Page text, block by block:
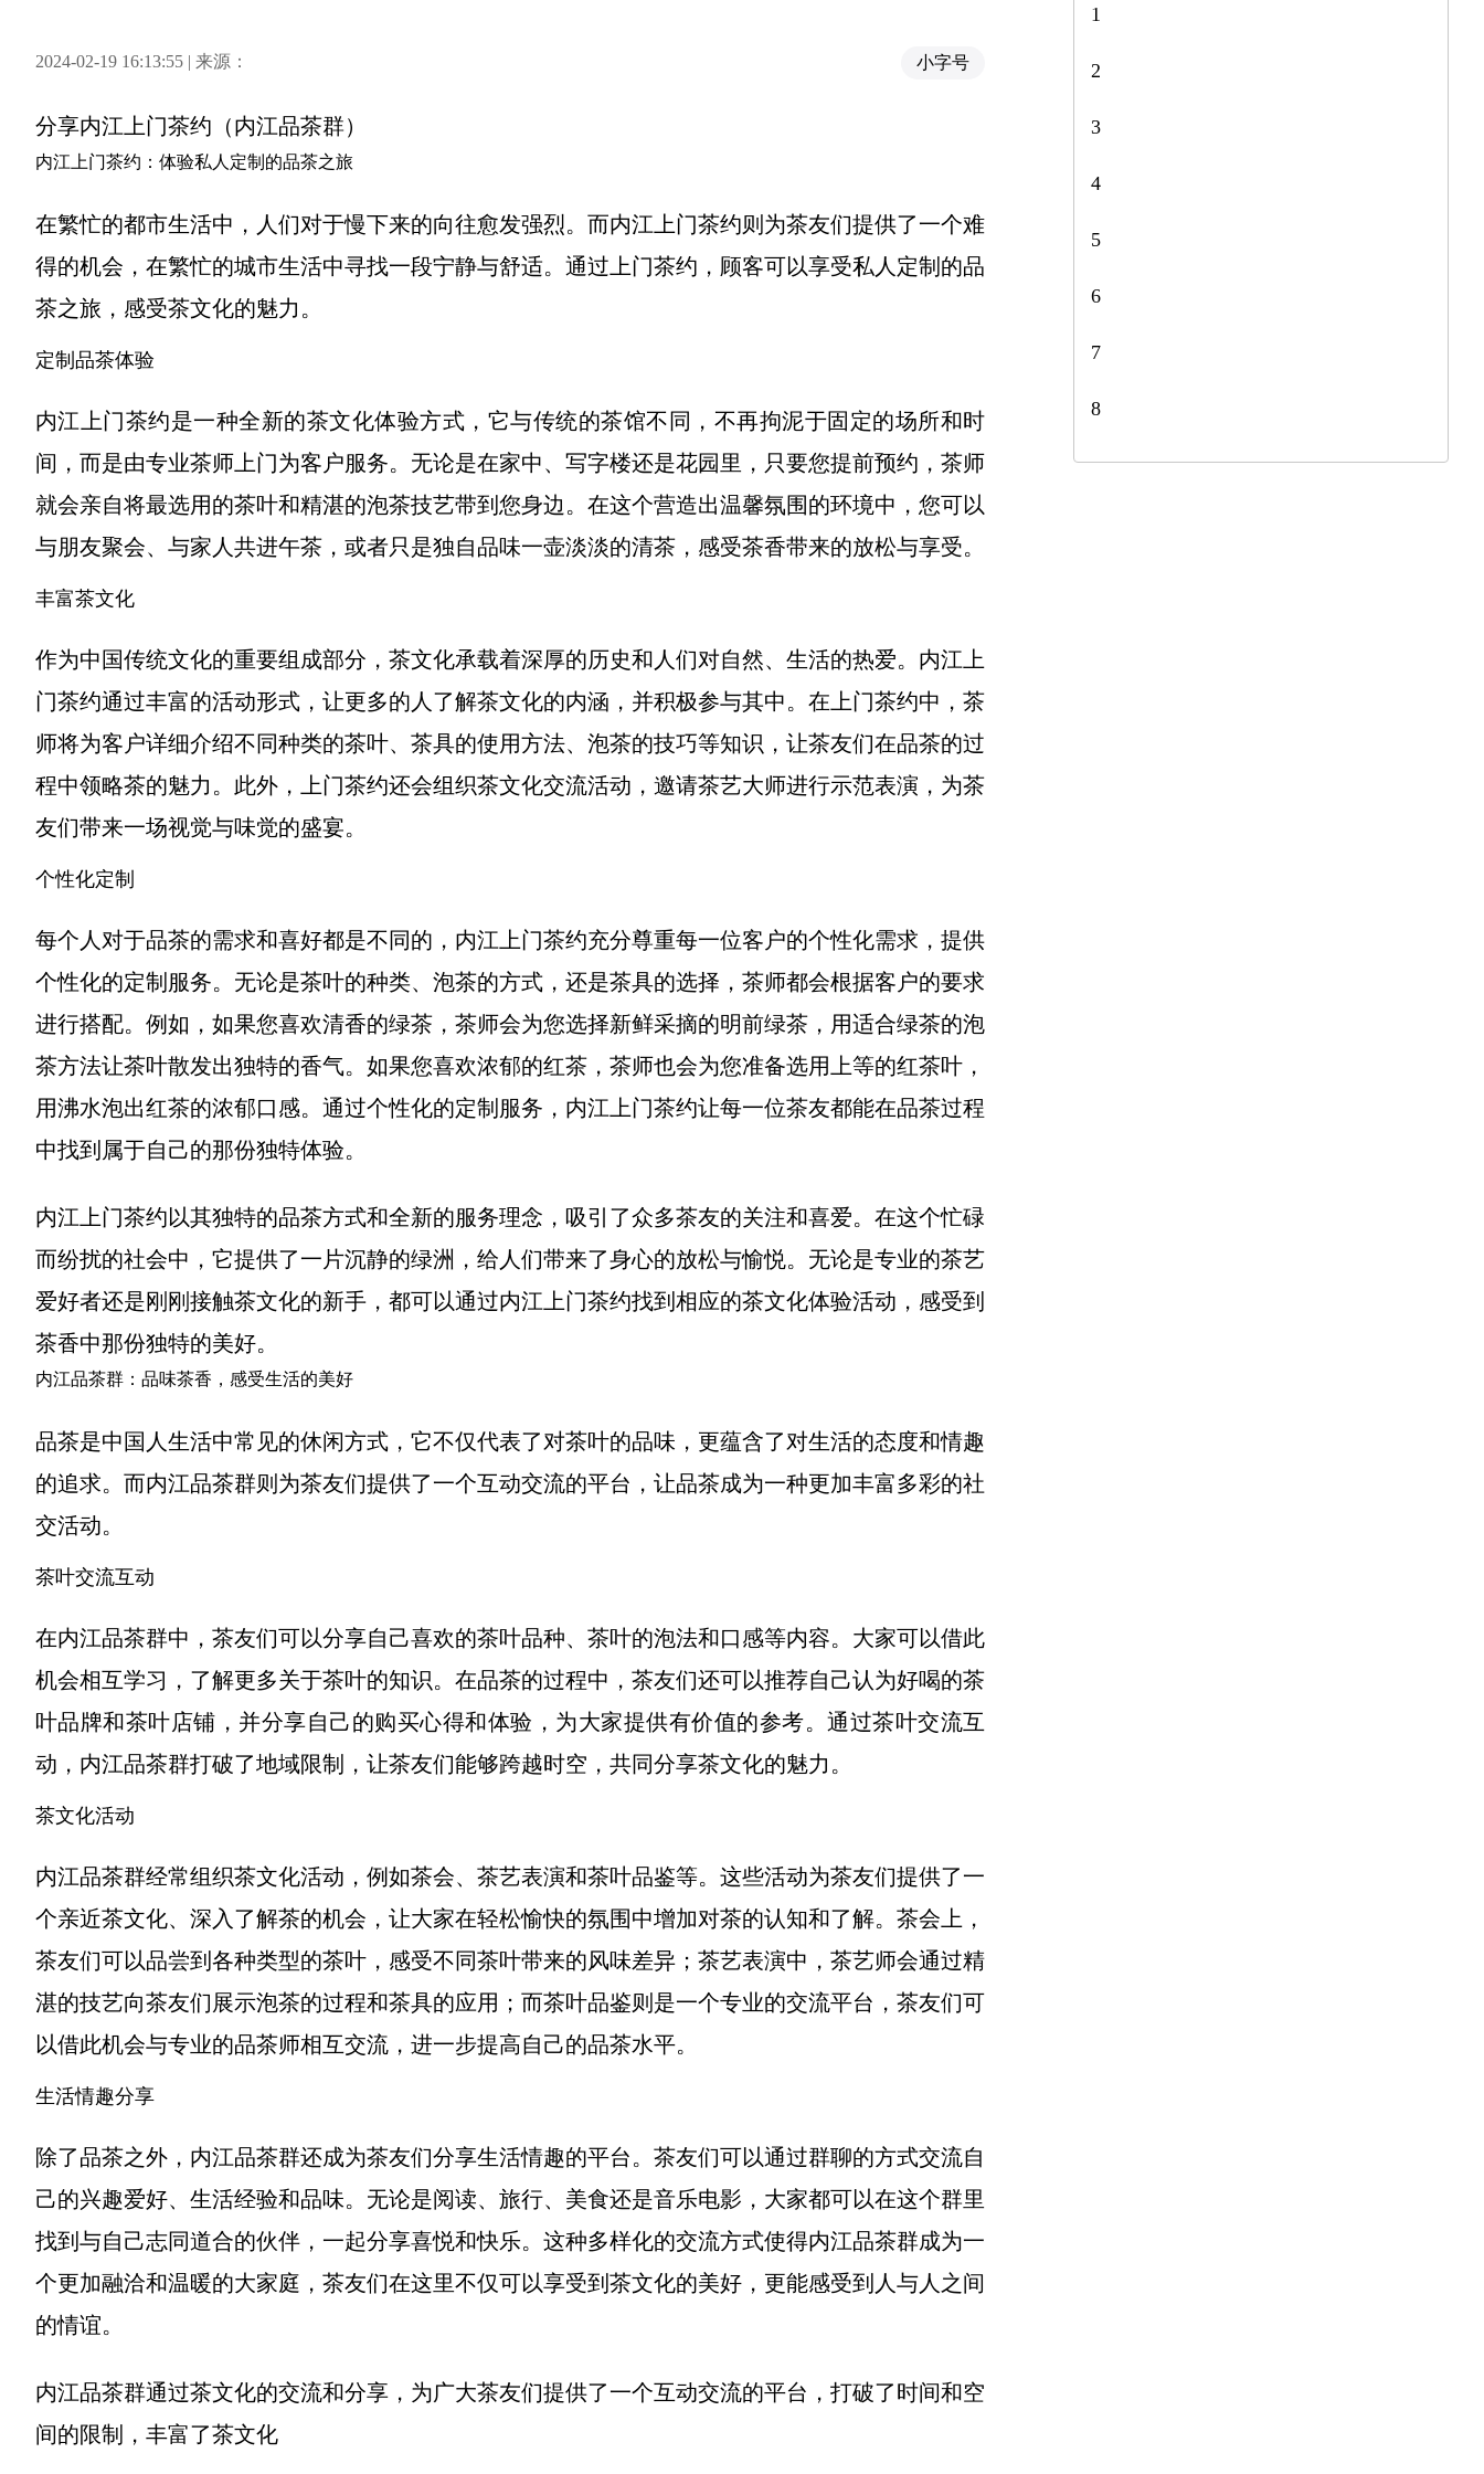
2024-02-19 16:13:55 | 来源： 小字号
分享内江上门茶约（内江品茶群）
内江上门茶约：体验私人定制的品茶之旅
在繁忙的都市生活中，人们对于慢下来的向往愈发强烈。而内江上门茶约则为茶友们提供了一个难
得的机会，在繁忙的城市生活中寻找一段宁静与舒适。通过上门茶约，顾客可以享受私人定制的品
茶之旅，感受茶文化的魅力。
定制品茶体验
内江上门茶约是一种全新的茶文化体验方式，它与传统的茶馆不同，不再拘泥于固定的场所和时
间，而是由专业茶师上门为客户服务。无论是在家中、写字楼还是花园里，只要您提前预约，茶师
就会亲自将最选用的茶叶和精湛的泡茶技艺带到您身边。在这个营造出温馨氛围的环境中，您可以
与朋友聚会、与家人共进午茶，或者只是独自品味一壶淡淡的清茶，感受茶香带来的放松与享受。
丰富茶文化
作为中国传统文化的重要组成部分，茶文化承载着深厚的历史和人们对自然、生活的热爱。内江上
门茶约通过丰富的活动形式，让更多的人了解茶文化的内涵，并积极参与其中。在上门茶约中，茶
师将为客户详细介绍不同种类的茶叶、茶具的使用方法、泡茶的技巧等知识，让茶友们在品茶的过
程中领略茶的魅力。此外，上门茶约还会组织茶文化交流活动，邀请茶艺大师进行示范表演，为茶
友们带来一场视觉与味觉的盛宴。
个性化定制
每个人对于品茶的需求和喜好都是不同的，内江上门茶约充分尊重每一位客户的个性化需求，提供
个性化的定制服务。无论是茶叶的种类、泡茶的方式，还是茶具的选择，茶师都会根据客户的要求
进行搭配。例如，如果您喜欢清香的绿茶，茶师会为您选择新鲜采摘的明前绿茶，用适合绿茶的泡
茶方法让茶叶散发出独特的香气。如果您喜欢浓郁的红茶，茶师也会为您准备选用上等的红茶叶，
用沸水泡出红茶的浓郁口感。通过个性化的定制服务，内江上门茶约让每一位茶友都能在品茶过程
中找到属于自己的那份独特体验。
内江上门茶约以其独特的品茶方式和全新的服务理念，吸引了众多茶友的关注和喜爱。在这个忙碌
而纷扰的社会中，它提供了一片沉静的绿洲，给人们带来了身心的放松与愉悦。无论是专业的茶艺
爱好者还是刚刚接触茶文化的新手，都可以通过内江上门茶约找到相应的茶文化体验活动，感受到
茶香中那份独特的美好。
内江品茶群：品味茶香，感受生活的美好
品茶是中国人生活中常见的休闲方式，它不仅代表了对茶叶的品味，更蕴含了对生活的态度和情趣
的追求。而内江品茶群则为茶友们提供了一个互动交流的平台，让品茶成为一种更加丰富多彩的社
交活动。
茶叶交流互动
在内江品茶群中，茶友们可以分享自己喜欢的茶叶品种、茶叶的泡法和口感等内容。大家可以借此
机会相互学习，了解更多关于茶叶的知识。在品茶的过程中，茶友们还可以推荐自己认为好喝的茶
叶品牌和茶叶店铺，并分享自己的购买心得和体验，为大家提供有价值的参考。通过茶叶交流互
动，内江品茶群打破了地域限制，让茶友们能够跨越时空，共同分享茶文化的魅力。
茶文化活动
内江品茶群经常组织茶文化活动，例如茶会、茶艺表演和茶叶品鉴等。这些活动为茶友们提供了一
个亲近茶文化、深入了解茶的机会，让大家在轻松愉快的氛围中增加对茶的认知和了解。茶会上，
茶友们可以品尝到各种类型的茶叶，感受不同茶叶带来的风味差异；茶艺表演中，茶艺师会通过精
湛的技艺向茶友们展示泡茶的过程和茶具的应用；而茶叶品鉴则是一个专业的交流平台，茶友们可
以借此机会与专业的品茶师相互交流，进一步提高自己的品茶水平。
生活情趣分享
除了品茶之外，内江品茶群还成为茶友们分享生活情趣的平台。茶友们可以通过群聊的方式交流自
己的兴趣爱好、生活经验和品味。无论是阅读、旅行、美食还是音乐电影，大家都可以在这个群里
找到与自己志同道合的伙伴，一起分享喜悦和快乐。这种多样化的交流方式使得内江品茶群成为一
个更加融洽和温暖的大家庭，茶友们在这里不仅可以享受到茶文化的美好，更能感受到人与人之间
的情谊。
内江品茶群通过茶文化的交流和分享，为广大茶友们提供了一个互动交流的平台，打破了时间和空
间的限制，丰富了茶文化
1
2
3
4
5
6
7
8